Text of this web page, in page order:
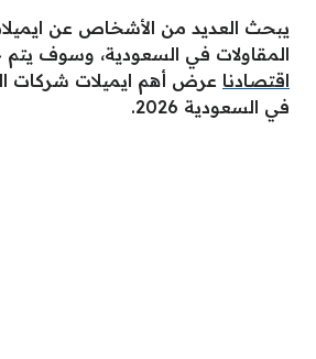
يبحث العديد من الأشخاص عن
المقاولات في السعودية، وسوف يتم
اقتصادنا عرض أهم ايميلات شركات
في السعودية 2026.